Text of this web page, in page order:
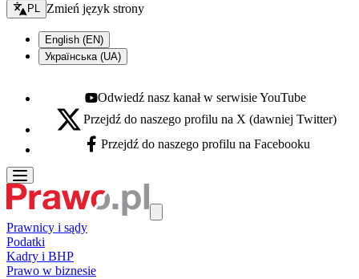
Zmień język - bieżący:
PL Zmień język strony
English (EN)
Українська (UA)
Youtube - otwiera się w nowej karcie
Odwiedź nasz kanał w serwisie YouTube
X - otwiera się w nowej karcie
Przejdź do naszego profilu na X (dawniej Twitter)
Facebook - otwiera się w nowej karcie
Przejdź do naszego profilu na Facebooku
Prawnicy i sądy
Podatki
Kadry i BHP
Prawo w biznesie